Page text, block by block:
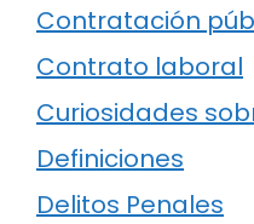
Contratación
Contrato laboral
Curiosidades
Definiciones
Delitos Penales